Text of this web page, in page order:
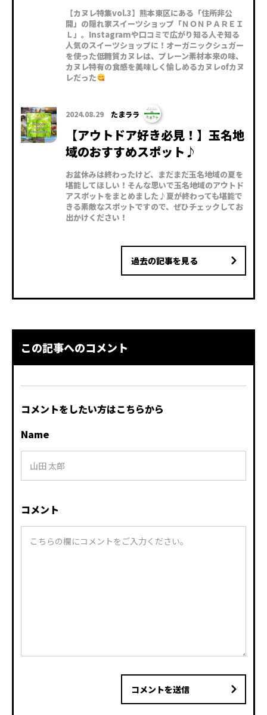
【カヌレ特集vol.3】熊本東区にある「住所非公
開」の隠れ家スイーツショップ「ＮＯＮＰＡＲＥＩ
Ｌ」。Instagramや口コミで広がり知る人ぞ知る
人気のスイーツショップに！オーガニックシュガー
を使った低糖質カヌレは、プレーン素材本来の味、
カヌレ特有の食感を美味しく愉しめるカヌレofカヌ
レだった
2024.08.29 たまララ
【アウトドア好き必見！】玉名地
域のおすすめスポット♪
お盆休みは終わったけど、まだまだ玉名地域の夏を
堪能してほしい！そんな思いで玉名地域のアウトド
アスポットをまとめました♪夏が終わっても堪能で
きる素敵なスポットですので、ぜひチェックしてお
出かけください！
過去の記事を見る
この記事へのコメント
コメントをしたい方はこちらから
コメント
Name
コメントを送信